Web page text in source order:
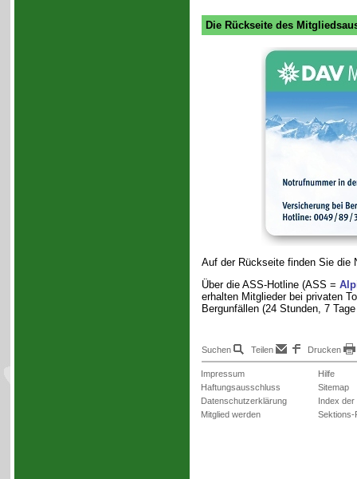
Die Rückseite des
Auf der Rückseite finden Sie die
Über die ASS-Hotline (ASS =
erhalten Mitglieder bei privaten
Bergunfällen (24 Stunden, 7
Suchen Teilen Drucken
Impressum
Haftungsausschluss
Datenschutzerklärung
Mitglied werden
Hilfe
Sitemap
Index der
Sektions-